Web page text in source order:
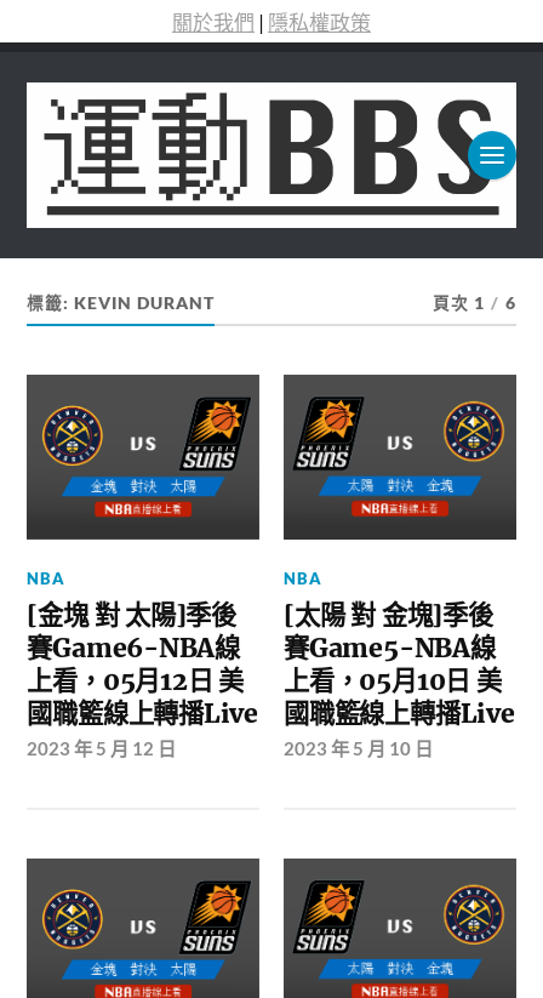
關於我們 | 隱私權政策
標籤:KEVIN DURANT 頁次 1 / 6
NBA
[金塊 對 太陽]季後
賽Game6-NBA線
上看，05月12日 美
國職籃線上轉播Live
2023 年 5 月 12 日
NBA
[太陽 對 金塊]季後
賽Game5-NBA線
上看，05月10日 美
國職籃線上轉播Live
2023 年 5 月 10 日